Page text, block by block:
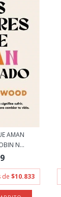
AMAN
N...
de $10.833